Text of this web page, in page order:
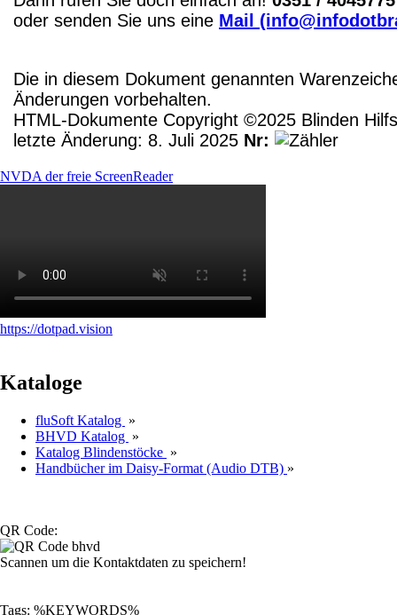
oder senden Sie uns eine Mail
Die in diesem Dokument genannten
Änderungen vorbehalten.
HTML-Dokumente Copyright ©2025 Blinden
letzte Änderung: 8. Juli 2025 Nr:
NVDA der freie ScreenReader
https://dotpad.vision
Kataloge
fluSoft Katalog »
BHVD Katalog »
Katalog Blindenstöcke »
Handbücher im Daisy-Format (Audio DTB) »
QR Code:
Scannen um die Kontaktdaten zu speichern!
Tags: %KEYWORDS%